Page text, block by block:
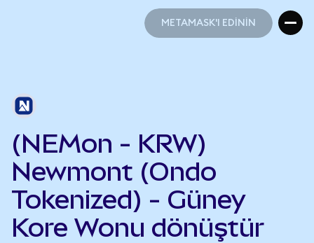
METAMASK'I EDİNİN
(NEMon - KRW)
Newmont (Ondo
Tokenized) - Güney
Kore Wonu dönüştür